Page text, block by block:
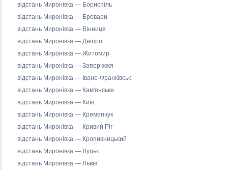
відстань Миронівка — Бориспіль
відстань Миронівка — Бровари
відстань Миронівка — Вінниця
відстань Миронівка — Дніпро
відстань Миронівка — Житомир
відстань Миронівка — Запоріжжя
відстань Миронівка — Івано-Франківськ
відстань Миронівка — Кам'янське
відстань Миронівка — Київ
відстань Миронівка — Кременчук
відстань Миронівка — Кривий Ріг
відстань Миронівка — Кропивницький
відстань Миронівка — Луцьк
відстань Миронівка — Львів